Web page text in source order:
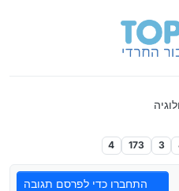
3
173
4
התחברו כדי לפרסם תגובה